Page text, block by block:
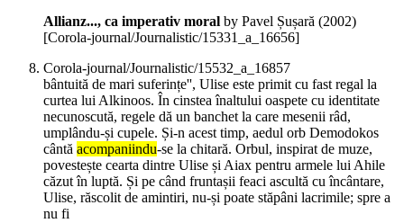
Allianz..., ca imperativ moral by Pavel Șușară (2002)
[Corola-journal/Journalistic/15331_a_16656]
Corola-journal/Journalistic/15532_a_16857
bântuită de mari suferințe'', Ulise este primit cu fast regal la
curtea lui Alkinoos. În cinstea înaltului oaspete cu identitate
necunoscută, regele dă un banchet la care mesenii râd,
umplându-și cupele. Și-n acest timp, aedul orb Demodokos
cântă acompaniindu-se la chitară. Orbul, inspirat de muze,
povestește cearta dintre Ulise și Aiax pentru armele lui Ahile
căzut în luptă. Și pe când fruntașii feaci ascultă cu încântare,
Ulise, răscolit de amintiri, nu-și poate stăpâni lacrimile; spre a
nu fi